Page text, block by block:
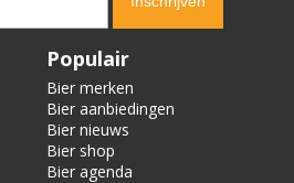
Populair
Bier merken
Bier aanbiedingen
Bier nieuws
Bier shop
Bier agenda